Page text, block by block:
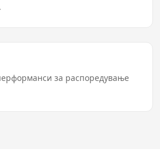
за распоредување